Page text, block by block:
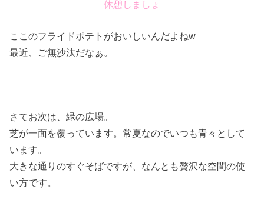
休憩しましょ
ここのフライドポテトがおいしいんだよねw
最近、ご無沙汰だなぁ。
さてお次は、緑の広場。
芝が一面を覆っています。常夏なのでいつも青々として
います。
大きな通りのすぐそばですが、なんとも贅沢な空間の使
い方です。